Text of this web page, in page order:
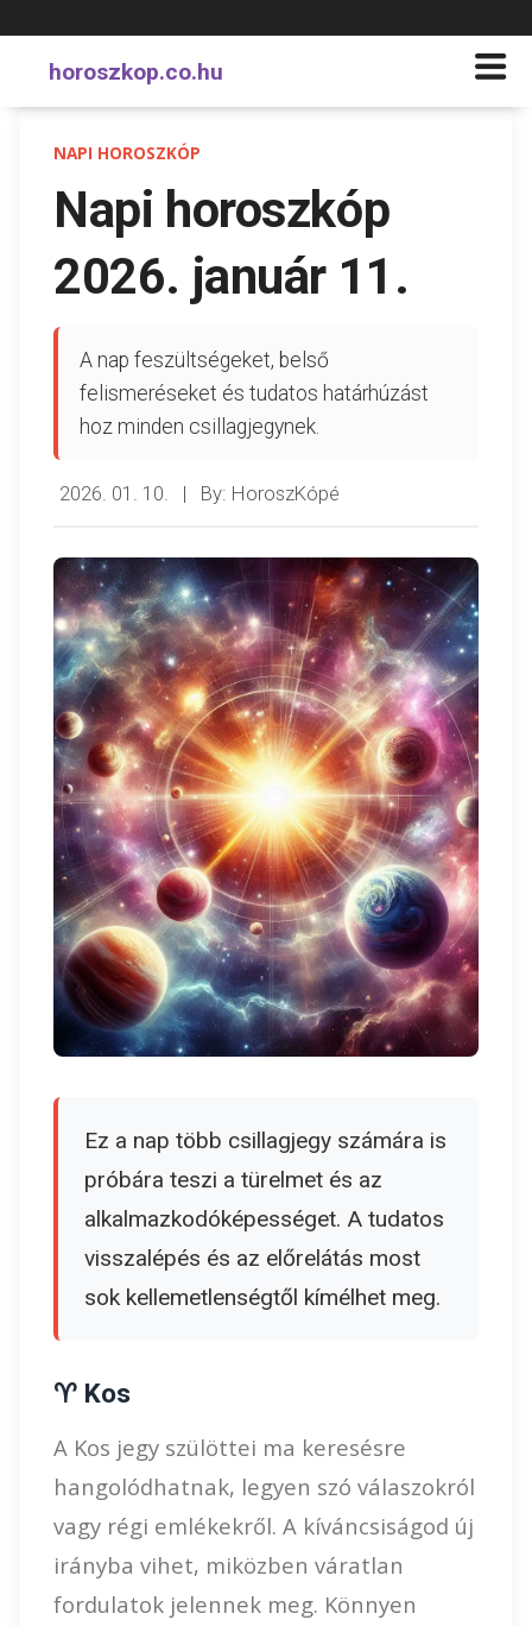
horoszkop.co.hu
NAPI HOROSZKÓP
Napi horoszkóp
2026. január 11.
A nap feszültségeket, belső
felismeréseket és tudatos határhúzást
hoz minden csillagjegynek.
2026. 01. 10. | By: HoroszKópé
Ez a nap több csillagjegy számára is
próbára teszi a türelmet és az
alkalmazkodóképességet. A tudatos
visszalépés és az előrelátás most
sok kellemetlenségtől kímélhet meg.
♈ Kos
A Kos jegy szülöttei ma keresésre
hangolódhatnak, legyen szó válaszokról
vagy régi emlékekről. A kíváncsiságod új
irányba vihet, miközben váratlan
fordulatok jelennek meg. Könnyen